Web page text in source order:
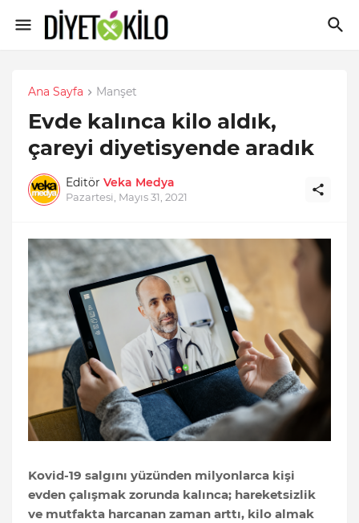
Ana Sayfa Manşet
Evde kalınca kilo aldık,
çareyi diyetisyende aradık
Editör Veka Medya
Pazartesi, Mayıs 31, 2021
Kovid-19 salgını yüzünden milyonlarca kişi
evden çalışmak zorunda kalınca; hareketsizlik
ve mutfakta harcanan zaman arttı, kilo almak